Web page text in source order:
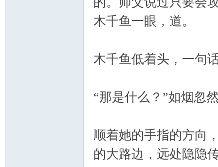
木千鱼一眼，道。
木千鱼低着头，一句
“那是什么？”如烟忽
顺着她的手指的方向
的大路边，远处隐隐